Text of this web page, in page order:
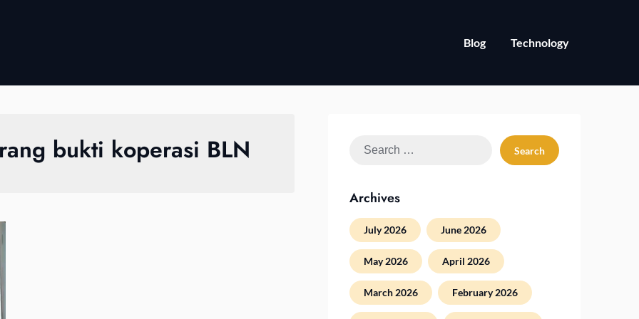
Blog Technology
bukti koperasi BLN
Search
Archives
July 2026 June 2026
May 2026 April 2026
March 2026 February 2026